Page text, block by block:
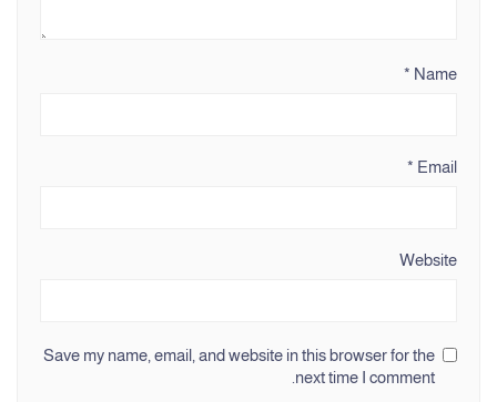
Name
*
Email
*
Website
Save my name, email, and website in this browser for the
next time I comment.